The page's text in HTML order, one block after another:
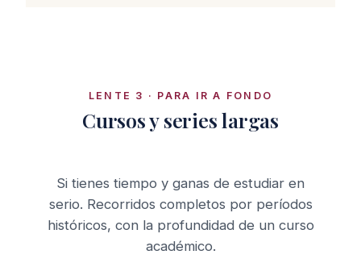
LENTE 3 · PARA IR A FONDO
Cursos y series largas
Si tienes tiempo y ganas de estudiar en
serio. Recorridos completos por períodos
históricos, con la profundidad de un curso
académico.